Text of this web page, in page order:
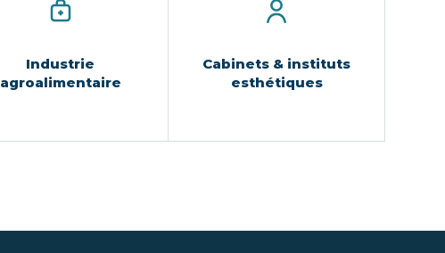
Industrie
agroalimentaire
Cabinets & instituts
esthétiques